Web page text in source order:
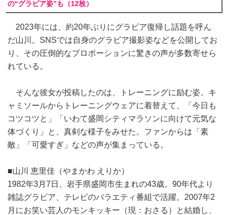
の“グラビア姿”も（12枚）
2023年には、約20年ぶりにグラビア復帰し話題を呼ん
だ山川。SNSでは自身のグラビア撮影姿などを公開してお
り、その圧倒的なプロポーションに驚きの声が多数寄せら
れている。
そんな彼女が投稿したのは、トレーニングに励む姿。キ
ャミソールからトレーニングウェアに着替えて、「今日も
コツコツと」「いわて盛岡シティマラソンに向けて元気な
体づくり」と、真剣な様子をみせた。ファンからは「素
敵」「可愛すぎ」などの声が集まっている。
■山川 恵里佳（やまかわ えりか）
1982年3月7日、岩手県盛岡市生まれの43歳。90年代より
雑誌グラビア、テレビのバラエティ番組で活躍。2007年2
月にお笑い芸人のモンキッキー（現：おさる）と結婚し、